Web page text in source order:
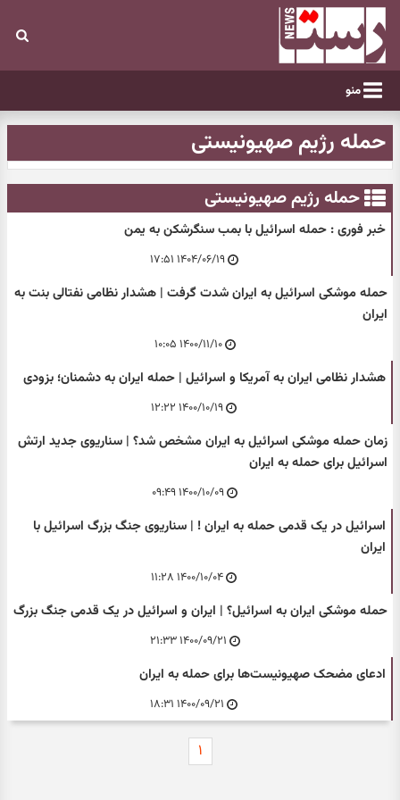
منو
حمله رژیم صهیونیستی
حمله رژیم صهیونیستی
خبر فوری : حمله اسرائیل با بمب سنگرشکن به یمن
۱۴۰۴/۰۶/۱۹ ۱۷:۵۱
حمله موشکی اسرائیل به ایران شدت گرفت | هشدار نظامی نفتالی بنت به
ایران
۱۴۰۰/۱۱/۱۰ ۱۰:۰۵
هشدار نظامی ایران به آمریکا و اسرائیل | حمله ایران به دشمنان؛ بزودی
۱۴۰۰/۱۰/۱۹ ۱۲:۲۲
زمان حمله موشکی اسرائیل به ایران مشخص شد؟ | سناریوی جدید ارتش
اسرائیل برای حمله به ایران
۱۴۰۰/۱۰/۰۹ ۰۹:۴۹
اسرائیل در یک قدمی حمله به ایران ! | سناریوی جنگ بزرگ اسرائیل با
ایران
۱۴۰۰/۱۰/۰۴ ۱۱:۲۸
حمله موشکی ایران به اسرائیل؟ | ایران و اسرائیل در یک قدمی جنگ بزرگ
۱۴۰۰/۰۹/۲۱ ۲۱:۳۳
ادعای مضحک صهیونیست‌ها برای حمله به ایران
۱۴۰۰/۰۹/۲۱ ۱۸:۳۱
۱